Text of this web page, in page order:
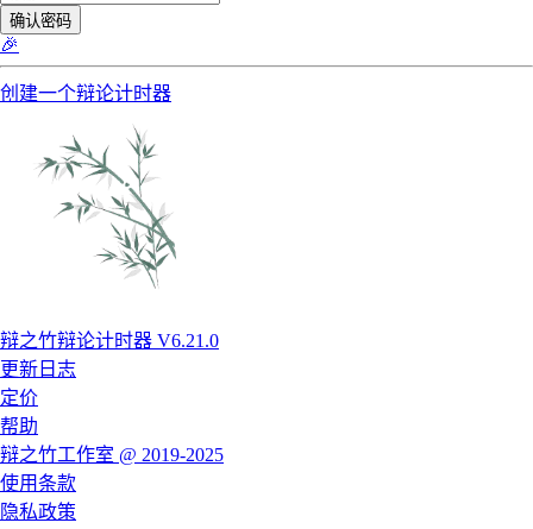
确认密码
🎉
创建一个辩论计时器
辩之竹辩论计时器 V6.21.0
更新日志
定价
帮助
辩之竹工作室 @ 2019-2025
使用条款
隐私政策